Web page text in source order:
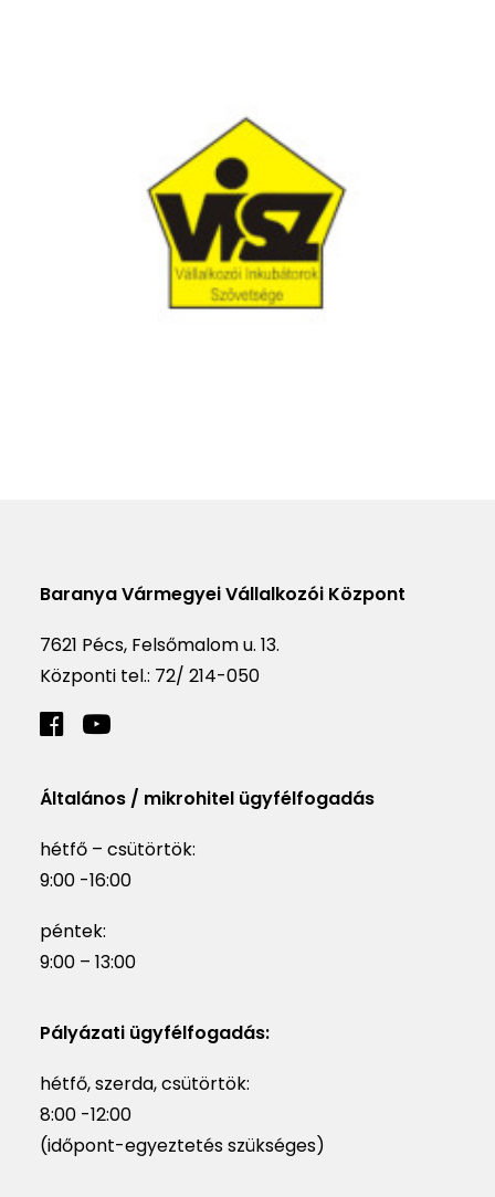
Baranya Vármegyei Vállalkozói Központ
7621 Pécs, Felsőmalom u. 13.
Központi tel.: 72/ 214-050
Általános / mikrohitel ügyfélfogadás
hétfő – csütörtök:
9:00 -16:00
péntek:
9:00 – 13:00
Pályázati ügyfélfogadás:
hétfő, szerda, csütörtök:
8:00 -12:00
(időpont-egyeztetés szükséges)